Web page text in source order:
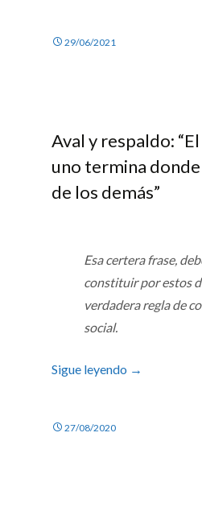
29/06/2021
Aval y respaldo:
uno termina
de los demás”
Esa certera frase,
constituir por estos
verdadera regla de
social.
Sigue leyendo →
27/08/2020